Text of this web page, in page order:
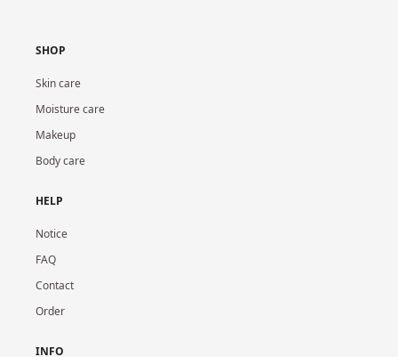
SHOP
Skin care
Moisture care
Makeup
Body care
HELP
Notice
FAQ
Contact
Order
INFO